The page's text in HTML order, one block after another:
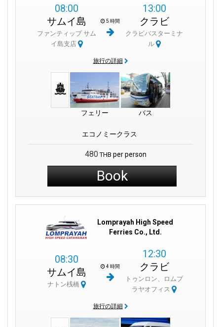
08:00
サムイ島
ファンティップ サム
イ島支店
5 時間
13:00
クラビ
クラビバスターミナ
ル
旅行の詳細
フェリー バス
エコノミークラス
480 THB per person
Book
Lomprayah High Speed
Ferries Co., Ltd.
08:30
サムイ島
ナトン桟橋
4 時間
12:30
クラビ
トゥンロン、ロムプ
ラヤオフィス
旅行の詳細